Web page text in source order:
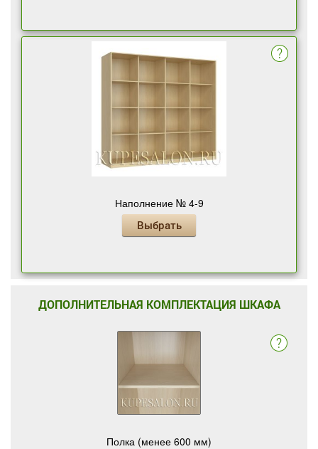
Наполнение № 4-9
Выбрать
ДОПОЛНИТЕЛЬНАЯ КОМПЛЕКТАЦИЯ ШКАФА
Полка (менее 600 мм)